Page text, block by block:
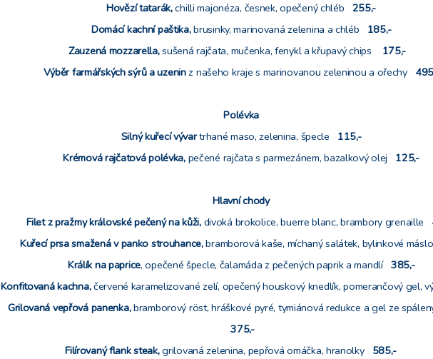
Hovězí tatarák,chilli majonéza, česnek, opečený chléb 255,-
Domácí kachní paštika,brusinky, marinovaná zelenina a chléb 185,-
Zauzená mozzarella,sušená rajčata, mučenka, fenykl a křupavý chips 175,-
Výběr farmářských sýrů a uzeninz našeho kraje s marinovanou zeleninou a ořechy
Polévka
Silný kuřecí vývartrhané maso, zelenina, špecle 115,-
Krémová rajčatová polévka,pečené rajčata s parmezánem, bazalkový olej 125,-
Hlavní chody
Filet z pražmy královské pečený na kůži, divoká brokolice, buerre blanc, brambory grenaille
Kuřecí prsa smažená v panko strouhance,bramborová kaše, míchaný salátek, bylinkové máslo
Králík na paprice, opečené špecle, čalamáda z pečených paprik a mandlí 385,-
Konfitovaná kachna,červené karamelizované zelí, opečený houskový knedlík, pomerančový gel,
Grilovaná vepřová panenka,bramborový röst, hráškové pyré, tymiánová redukce a gel ze
375,-
Filírovaný flank steak,grilovaná zelenina, pepřová omáčka, hranolky 585,-